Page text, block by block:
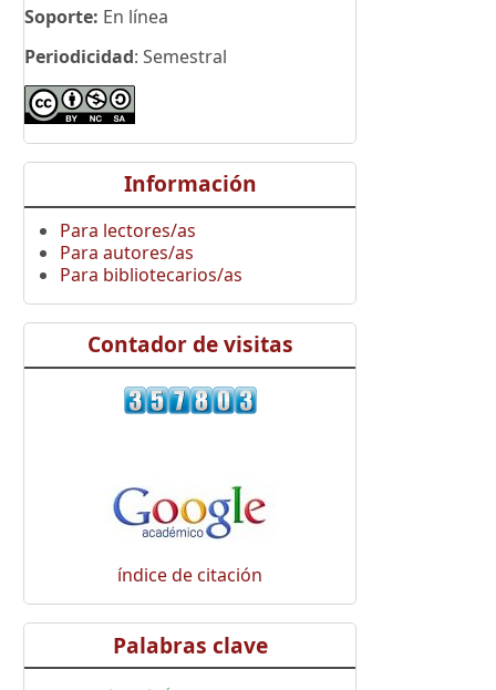
Soporte: En línea
Periodicidad: Semestral
Información
Para lectores/as
Para autores/as
Para bibliotecarios/as
Contador de visitas
índice de citación
Palabras clave